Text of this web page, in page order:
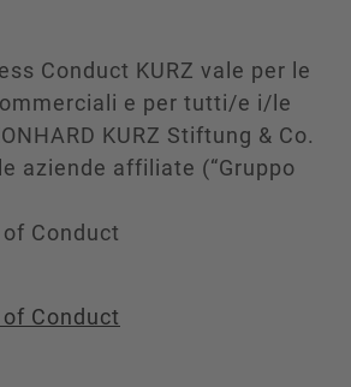
Conduct KURZ vale per le
e per tutti/e i/le
KURZ Stiftung & Co.
aziende affiliate (“Gruppo
Conduct
Conduct